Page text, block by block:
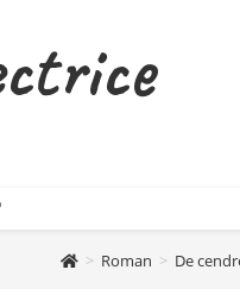
> Roman > De